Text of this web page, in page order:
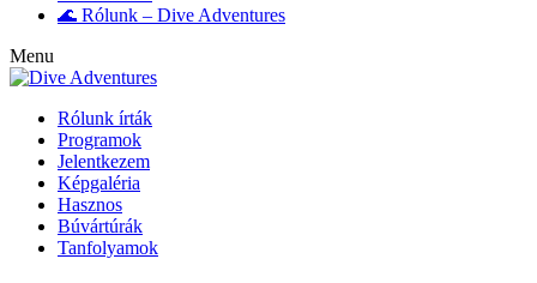
🌊 Rólunk – Dive Adventures
Menu
Rólunk írták
Programok
Jelentkezem
Képgaléria
Hasznos
Búvártúrák
Tanfolyamok